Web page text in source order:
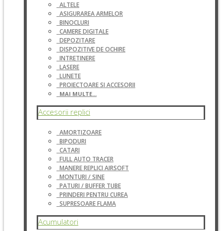
ALTELE
ASIGURAREA ARMELOR
BINOCLURI
CAMERE DIGITALE
DEPOZITARE
DISPOZITIVE DE OCHIRE
INTRETINERE
LASERE
LUNETE
PROIECTOARE SI ACCESORII
MAI MULTE...
Accesorii replici
AMORTIZOARE
BIPODURI
CATARI
FULL AUTO TRACER
MANERE REPLICI AIRSOFT
MONTURI / SINE
PATURI / BUFFER TUBE
PRINDERI PENTRU CUREA
SUPRESOARE FLAMA
Acumulatori